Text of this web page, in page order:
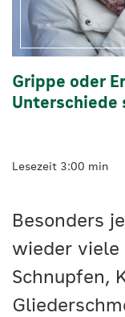
Grippe oder
Unterschiede
Lesezeit 3:00 min
Besonders
wieder viele
Schnupfen,